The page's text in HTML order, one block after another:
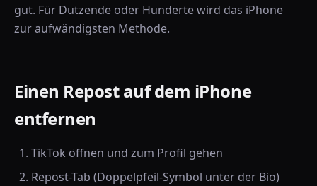
gut. Für Dutzende oder Hunderte wird das iPhone
zur aufwändigsten Methode.
Einen Repost auf dem iPhone
entfernen
TikTok öffnen und zum Profil gehen
Repost-Tab (Doppelpfeil-Symbol unter der Bio)